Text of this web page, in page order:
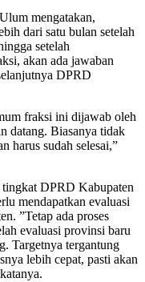
mengatakan,
dari satu bulan setelah
setelah
akan ada jawaban
DPRD
fraksi ini dijawab oleh
datang. Biasanya tidak
harus sudah selesai,”
DPRD Kabupaten
mendapatkan evaluasi
”Tetap ada proses
evaluasi provinsi baru
Targetnya tergantung
lebih cepat, pasti akan